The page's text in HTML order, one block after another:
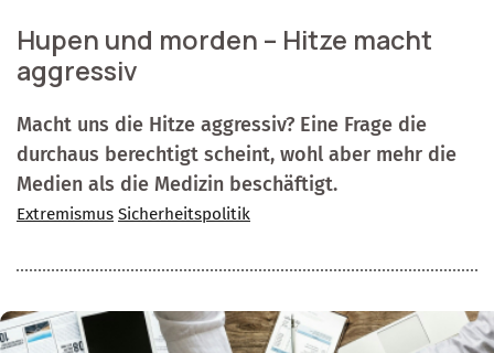
Hupen und morden – Hitze macht
aggressiv
Macht uns die Hitze aggressiv? Eine Frage die
durchaus berechtigt scheint, wohl aber mehr die
Medien als die Medizin beschäftigt.
Extremismus Sicherheitspolitik